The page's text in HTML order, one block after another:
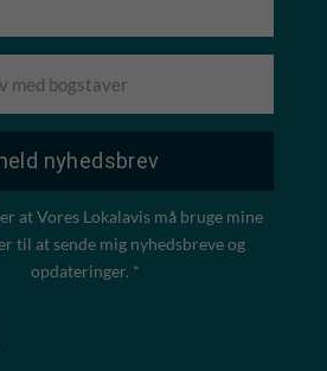
at Vores Lokalavis må bruge mine
til at sende mig nyhedsbreve og
opdateringer. *